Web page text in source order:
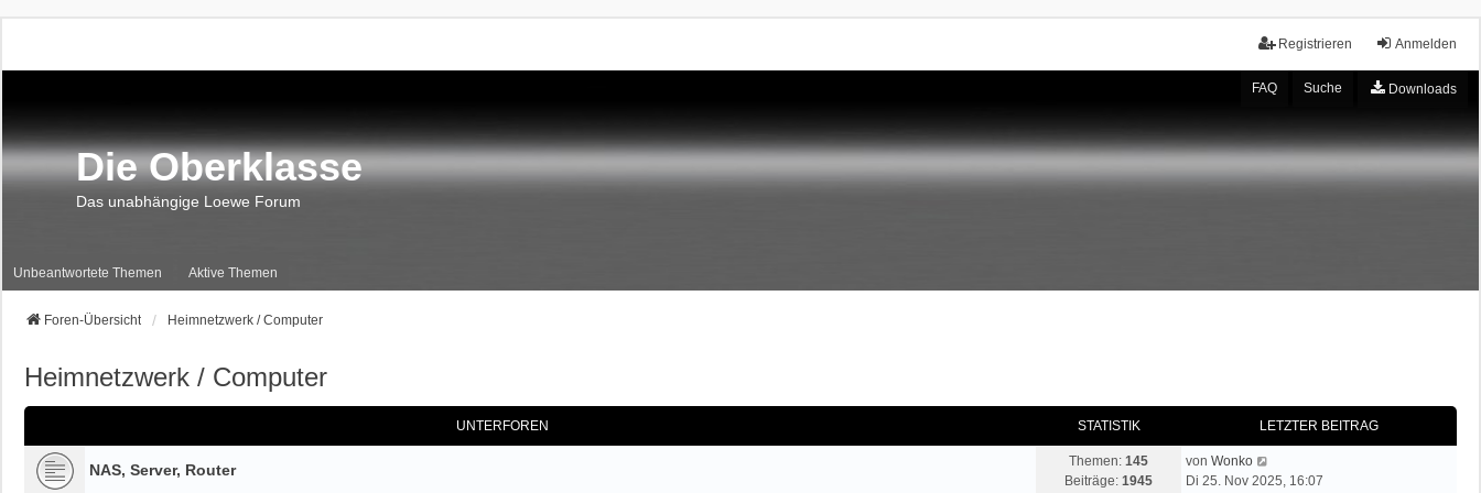
Anmelden
Registrieren
FAQ Suche Downloads
Die Oberklasse
Das unabhängige Loewe Forum
Unbeantwortete Themen Aktive Themen
Foren-Übersicht Heimnetzwerk / Computer
Heimnetzwerk / Computer
UNTERFOREN STATISTIK LETZTER BEITRAG
NAS, Server, Router Themen: 145
Beiträge: 1945
von Wonko
e
Di 25. Nov 2025, 16:07